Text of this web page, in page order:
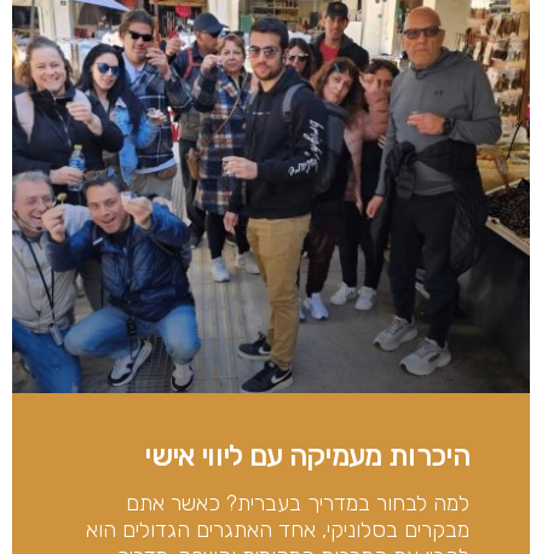
היכרות מעמיקה עם ליווי אישי
למה לבחור במדריך בעברית? כאשר אתם
מבקרים בסלוניקי, אחד האתגרים הגדולים הוא